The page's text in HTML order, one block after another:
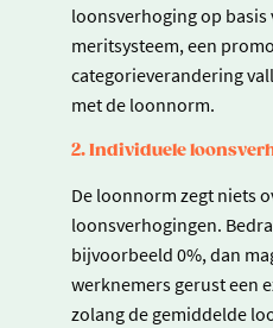
loonsverhoging op basis
meritsysteem, een
categorieverandering
met de loonnorm.
2. Individuele
De loonnorm zegt niets
loonsverhogingen.
bijvoorbeeld 0%, dan
werknemers gerust een
zolang de gemiddelde